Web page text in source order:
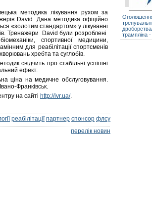
методика лікування рухом за
David. Дана методика офіційно
«золотим стандартом» у лікуванні
Тренажери David були розроблені
спортивної медицини,
для реабілітації спортсменів
хребта та суглобів.
свідчить про стабільні успішні
ефект.
ціна на медичне обслуговування.
Франківськ.
на сайті http://ivr.ua/.
реабілітації партнер спонсор флсу
перелік новин
трампліна